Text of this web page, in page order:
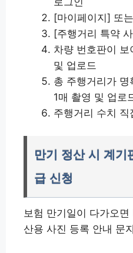
[마이페이지] 또
[주행거리 특약
차량 번호판이 보
및 업로드
총 주행거리가 명
1매 촬영 및 업로
주행거리 수치
만기 정산 시 계기
급 신청
보험 만기일이 다가오
산용 사진 등록 안내 문